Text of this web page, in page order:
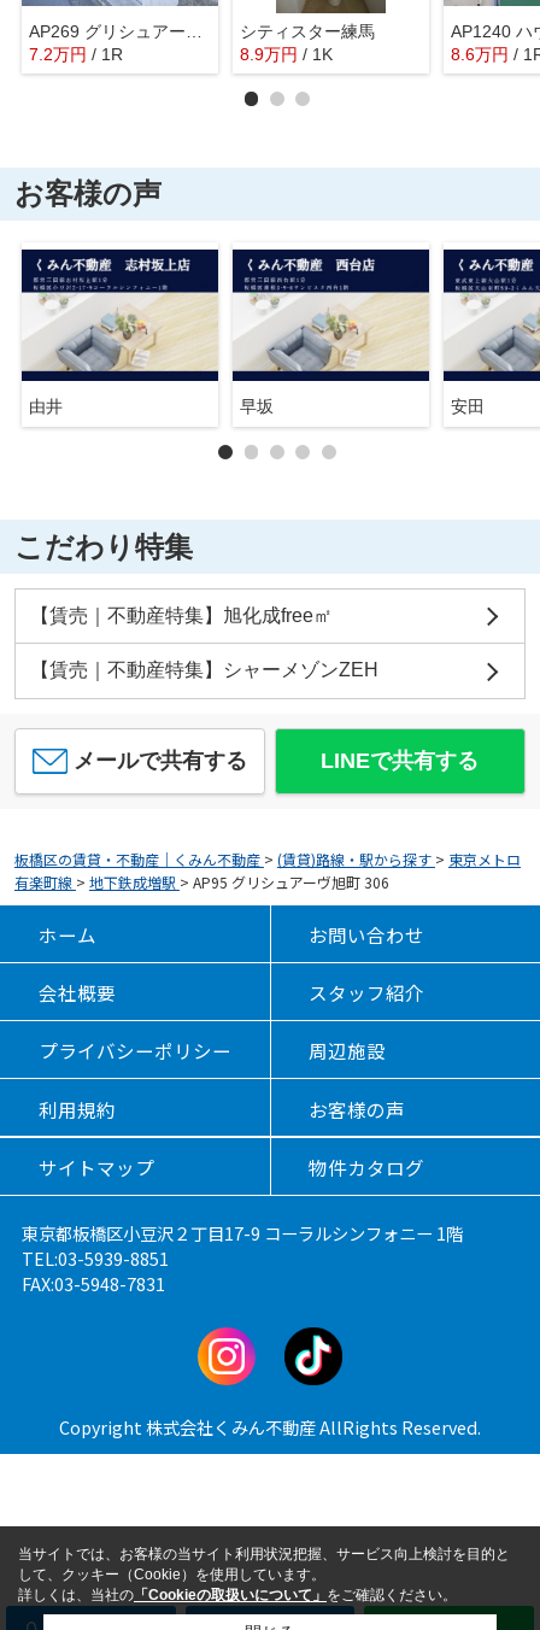
AP269 グリシュアーヴ旭町 104
7.2万円 / 1R
シティスター練馬
8.9万円 / 1K 8.6万円 /
お客様の声
由井 早坂 安田
こだわり特集
【賃売｜不動産特集】旭化成free㎡
【賃売｜不動産特集】シャーメゾンZEH
メールで共有する LINEで共有する
板橋区の賃貸・不動産｜くみん不動産 > (賃貸)路線・駅から探す > 東京メトロ
有楽町線 > 地下鉄成増駅 > AP95 グリシュアーヴ旭町 306
ホーム お問い合わせ
会社概要 スタッフ紹介
プライバシーポリシー 周辺施設
利用規約 お客様の声
サイトマップ 物件カタログ
東京都板橋区小豆沢２丁目17-9 コーラルシンフォニー 1階
TEL:03-5939-8851
FAX:03-5948-7831
Copyright 株式会社くみん不動産 AllRights Reserved.
当サイトでは、お客様の当サイト利用状況把握、サービス向上検討を目的と
して、クッキー（Cookie）を使用しています。
詳しくは、当社の 「Cookieの取扱いについて」 をご確認ください。